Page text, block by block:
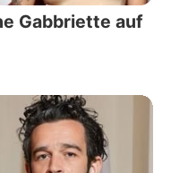
Gabbriette auf